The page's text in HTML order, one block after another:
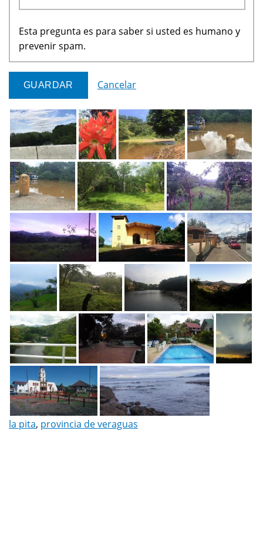
Esta pregunta es para saber si usted es humano y
prevenir spam.
Cancelar
la pita, provincia de veraguas